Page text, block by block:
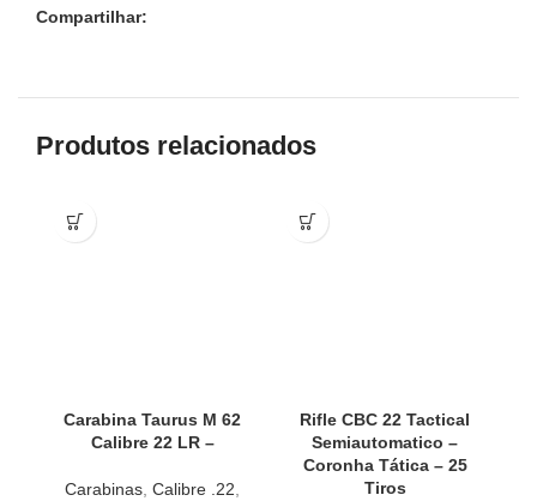
Compartilhar:
Produtos relacionados
Carabina Taurus M 62
Calibre 22 LR –
Carabinas Calibre .22
Rifle CBC 22 Tactical
Semiautomatico –
Coronha Tática – 25
Tiros